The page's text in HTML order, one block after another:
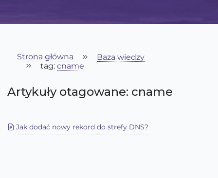
Strona główna
Baza wiedzy
tag: cname
Artykuły otagowane: cname
Jak dodać nowy rekord do strefy DNS?